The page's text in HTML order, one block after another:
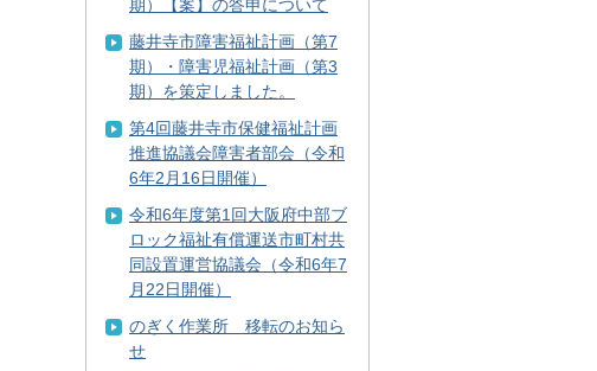
期）【案】の答申について
藤井寺市障害福祉計画（第7
期）・障害児福祉計画（第3
期）を策定しました。
第4回藤井寺市保健福祉計画
推進協議会障害者部会（令和
6年2月16日開催）
令和6年度第1回大阪府中部ブ
ロック福祉有償運送市町村共
同設置運営協議会（令和6年7
月22日開催）
のぎく作業所 移転のお知ら
せ